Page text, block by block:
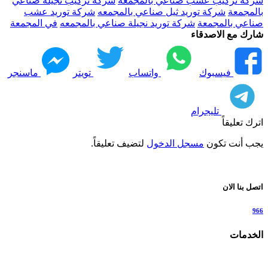
بالمجمعة شركة توريد ثيل صناعي بالمجمعه شركة توريد عشب
صناعي بالمجمعة شركة توريد نجيلة صناعي بالمجمعه في المجمعة
شارك مع الاصدقاء
فيسبوك واتساب تويتر ماسنجر
تليجرام
اترك تعليقاً
يجب أنت تكون مسجل الدخول لتضيف تعليقاً.
اتصل بنا الان
966
الخدمات